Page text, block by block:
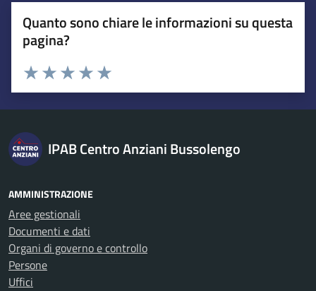
Quanto sono chiare le informazioni su questa
pagina?
Esprimi una valutazione
Valuta 5 stelle su 5
Valuta 4 stelle su 5
Valuta 3 stelle su 5
Valuta 2 stelle su 5
Valuta 1 stelle su 5
IPAB Centro Anziani Bussolengo
AMMINISTRAZIONE
Aree gestionali
Documenti e dati
Organi di governo e controllo
Persone
Uffici